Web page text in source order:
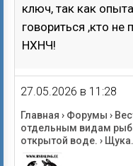
ключ, так как
говориться ,кто не
НХНЧ!
27.05.2026 в 11:28
Главная › Форумы ›
отдельным видам рыб
открытой воде. ›